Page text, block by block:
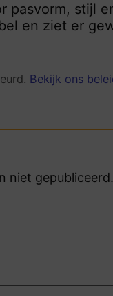
pasvorm, stijl
en ziet er
Bekijk ons
niet